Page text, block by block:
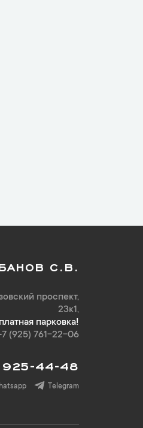
С.В.
проспект,
23к1,
парковка!
(925) 761-22-06
925-44-48
Telegram